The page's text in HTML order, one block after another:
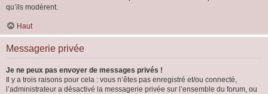
qu’ils modèrent.
Haut
Messagerie privée
Je ne peux pas envoyer de messages privés !
Il y a trois raisons pour cela : vous n’êtes pas enregistré et/ou connecté,
l’administrateur a désactivé la messagerie privée sur l’ensemble du forum, ou